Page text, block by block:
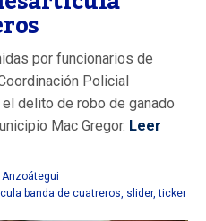
por funcionarios de
Policial
delito de robo de ganado
Mac Gregor. Leer
Anzoátegui
banda de cuatreros slider,ticker